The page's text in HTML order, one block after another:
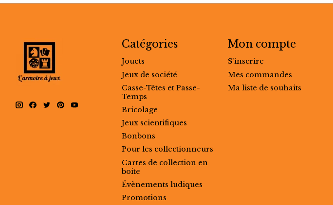
Catégories
Jouets
Jeux de société
Casse-Têtes et Passe-
Temps
Bricolage
Jeux scientifiques
Bonbons
Pour les collectionneurs
Cartes de collection en
boite
Évènements ludiques
Promotions
Mon compte
S'inscrire
Mes commandes
Ma liste de souhaits